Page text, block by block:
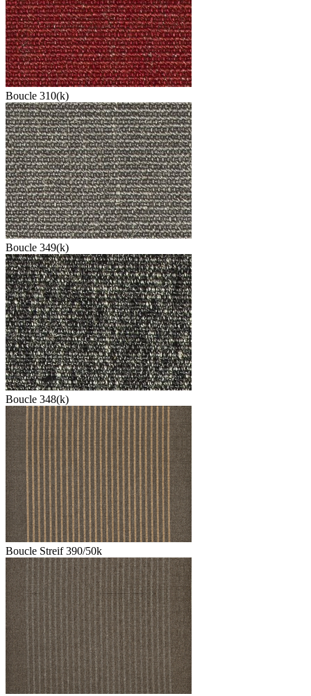
Boucle 310(k)
Boucle 349(k)
Boucle 348(k)
Boucle Streif 390/50k